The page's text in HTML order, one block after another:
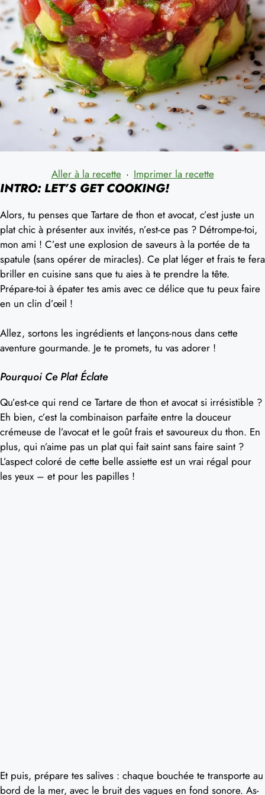
Aller à la recette · Imprimer la recette
INTRO: LET’S GET COOKING!
Alors, tu penses que Tartare de thon et avocat, c’est juste un
plat chic à présenter aux invités, n’est-ce pas ? Détrompe-toi,
mon ami ! C’est une explosion de saveurs à la portée de ta
spatule (sans opérer de miracles). Ce plat léger et frais te fera
briller en cuisine sans que tu aies à te prendre la tête.
Prépare-toi à épater tes amis avec ce délice que tu peux faire
en un clin d’œil !
Allez, sortons les ingrédients et lançons-nous dans cette
aventure gourmande. Je te promets, tu vas adorer !
Pourquoi Ce Plat Éclate
Qu’est-ce qui rend ce Tartare de thon et avocat si irrésistible ?
Eh bien, c’est la combinaison parfaite entre la douceur
crémeuse de l’avocat et le goût frais et savoureux du thon. En
plus, qui n’aime pas un plat qui fait saint sans faire saint ?
L’aspect coloré de cette belle assiette est un vrai régal pour
les yeux – et pour les papilles !
Et puis, prépare tes salives : chaque bouchée te transporte au
bord de la mer, avec le bruit des vagues en fond sonore. As-